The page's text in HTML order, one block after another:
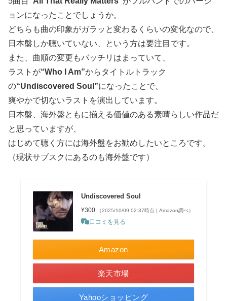
ョンになったことでしょうか。
どちらも曲の印象がガラッと変わるくらいの変化なので、
日本盤しか聴いていない、という方は要注目です。
また、曲順の変更もバッチリはまっていて、
ラストが“Who I Am”からタイトルトラック
の“Undiscovered Soul”になったことで、
爽やかで切ないラストを演出しています。
日本盤、海外盤ともに揃える価値のある素晴らしい作品だ
と思っていますが、
はじめて聴く方には海外盤をお勧めしたいところです。
（現状サブスクにあるのも海外盤です）
Undiscovered Soul
¥300 （2025/10/09 02:37時点 | Amazon調べ）
口コミを見る
Amazon
楽天市場
Yahooショッピング